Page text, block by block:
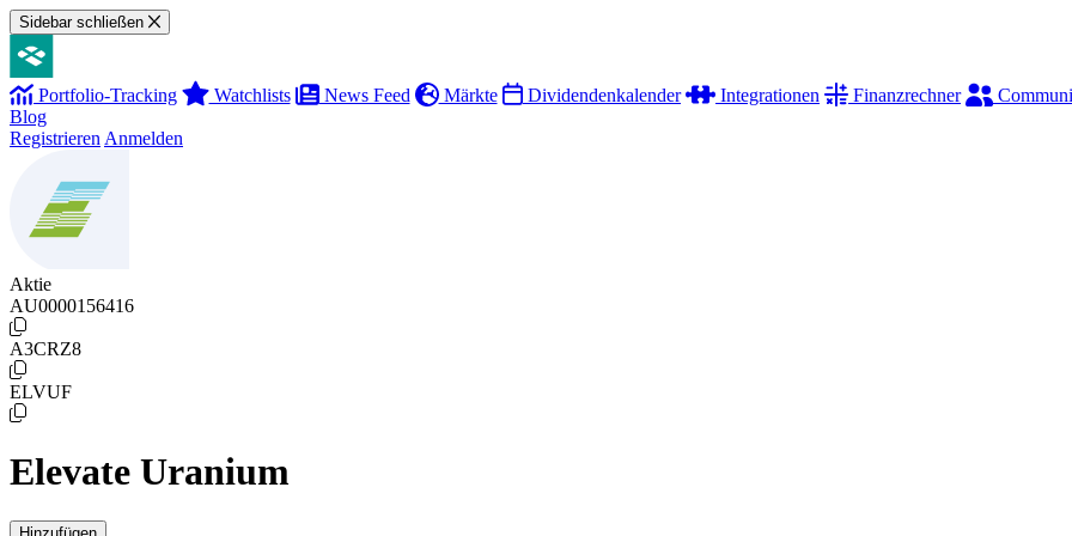
Sidebar schließen
Portfolio-Tracking Watchlists News Feed Märkte Dividendenkalender Integrationen Finanzrechner
Blog
Registrieren Anmelden
Aktie
AU0000156416
A3CRZ8
ELVUF
Elevate Uranium